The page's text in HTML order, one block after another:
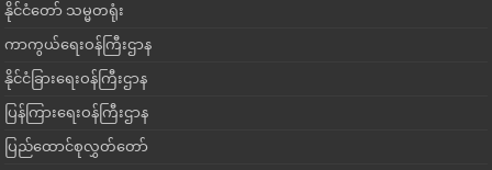
နိုင်ငံတော် သမ္မတရုံး
ကာကွယ်ရေးဝန်ကြီးဌာန
နိုင်ငံခြားရေးဝန်ကြီးဌာန
ပြန်ကြားရေးဝန်ကြီးဌာန
ပြည်ထောင်စုလွှတ်တော်